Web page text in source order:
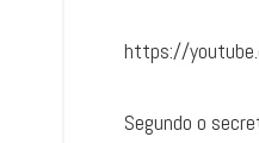
https://
Segundo o